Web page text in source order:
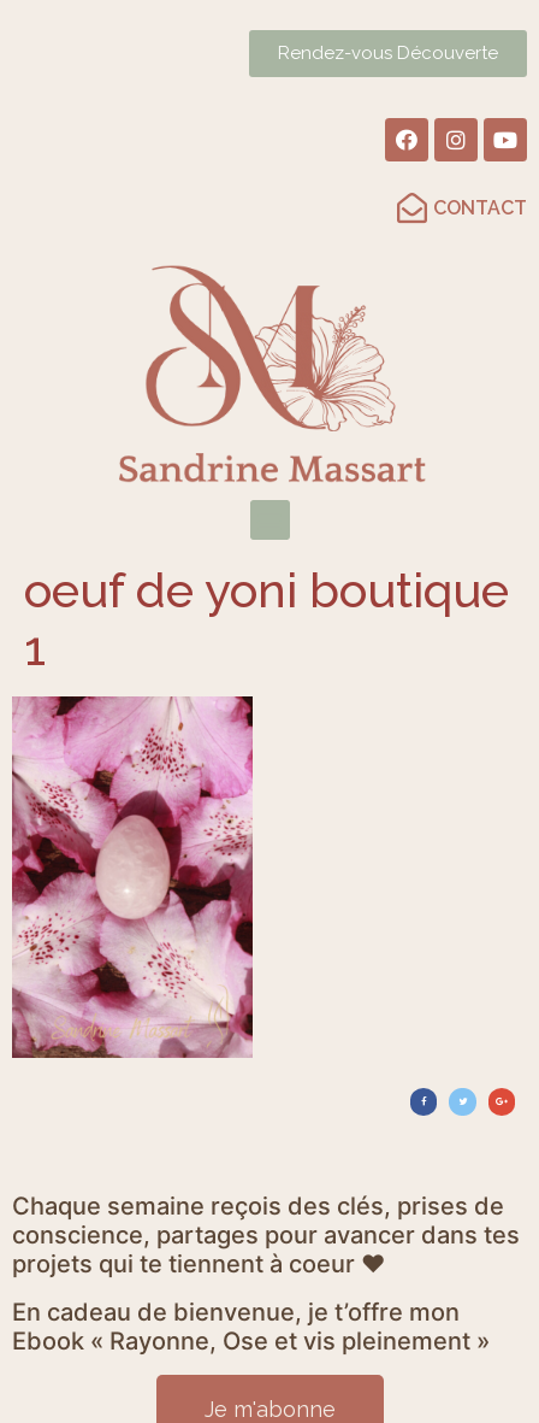
Rendez-vous Découverte
CONTACT
oeuf de yoni boutique
1
Chaque semaine reçois des clés, prises de
conscience, partages pour avancer dans tes
projets qui te tiennent à coeur ♥
En cadeau de bienvenue, je t’offre mon
Ebook « Rayonne, Ose et vis pleinement »
Je m'abonne